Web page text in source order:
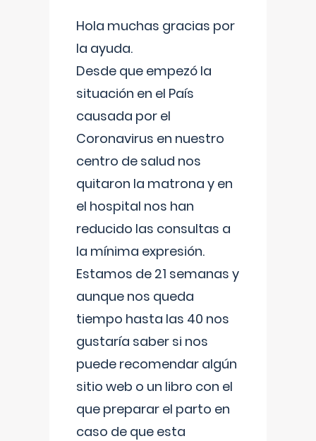
Hola muchas gracias por
la ayuda.
Desde que empezó la
situación en el País
causada por el
Coronavirus en nuestro
centro de salud nos
quitaron la matrona y en
el hospital nos han
reducido las consultas a
la mínima expresión.
Estamos de 21 semanas y
aunque nos queda
tiempo hasta las 40 nos
gustaría saber si nos
puede recomendar algún
sitio web o un libro con el
que preparar el parto en
caso de que esta